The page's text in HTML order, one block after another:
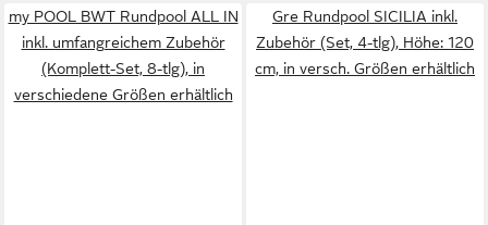
my POOL BWT Rundpool ALL IN
inkl. umfangreichem Zubehör
(Komplett-Set, 8-tlg), in
verschiedene Größen erhältlich
Gre Rundpool SICILIA inkl.
Zubehör (Set, 4-tlg), Höhe: 120
cm, in versch. Größen erhältlich